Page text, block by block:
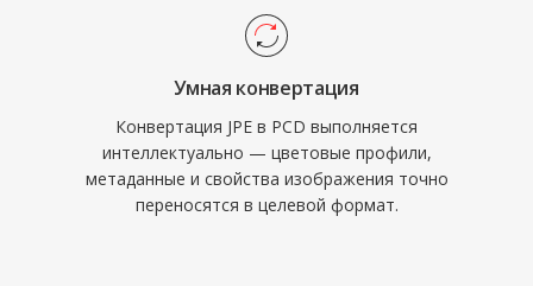
Умная конвертация
Конвертация JPE в PCD выполняется
интеллектуально — цветовые профили,
метаданные и свойства изображения точно
переносятся в целевой формат.